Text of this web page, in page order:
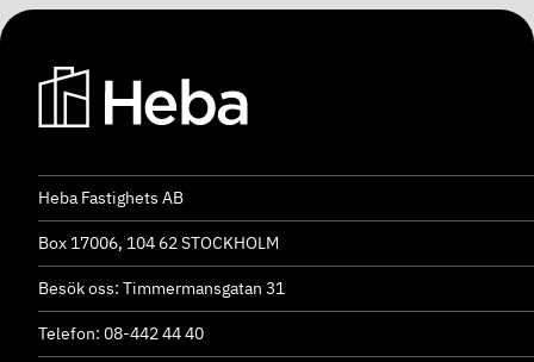
Heba Fastighets AB
Box 17006, 104 62 STOCKHOLM
Besök oss: Timmermansgatan 31
Telefon: 08-442 44 40